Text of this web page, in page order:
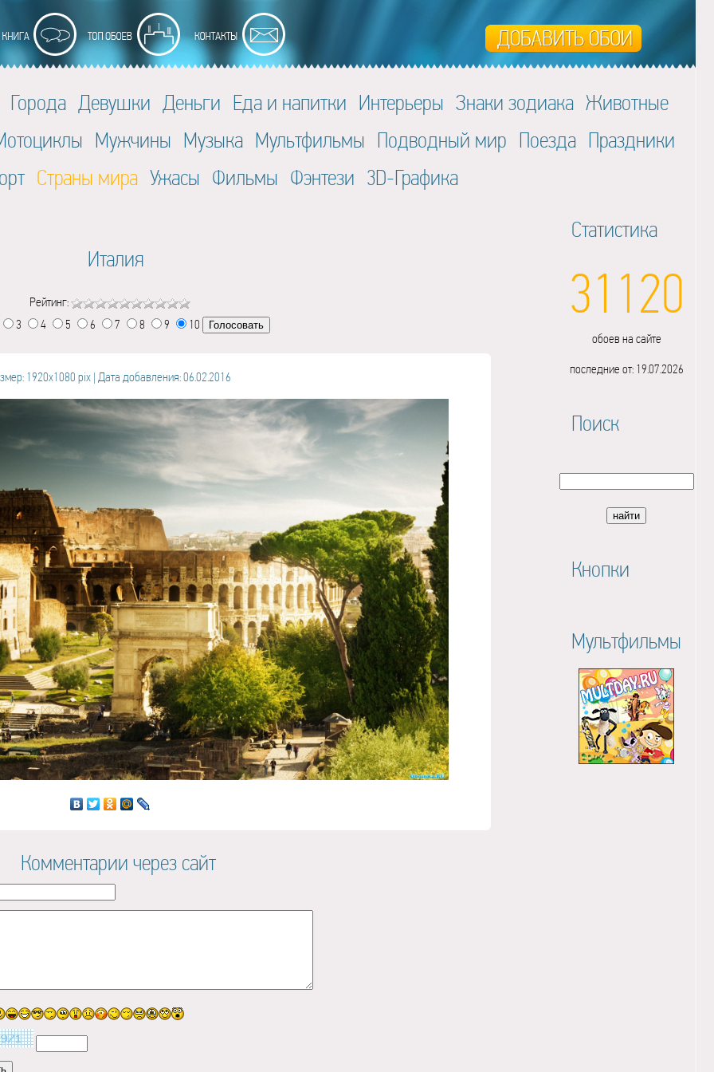
Города Девушки Деньги Еда и напитки Интерьеры Знаки зодиака Животные
Мужчины Музыка Мультфильмы Подводный мир Поезда Праздники
Страны мира Ужасы Фильмы Фэнтези 3D-Графика
Италия
Рейтинг:
3
4 5 6 7 8 9 10
1920x1080 pix | Дата добавления: 06.02.2016
Комментарии через сайт
Статистика
31120
обоев на сайте
последние от: 19.07.2026
Поиск
Кнопки
Мультфильмы